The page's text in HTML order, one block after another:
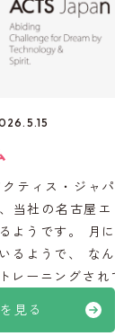
見る
ティス・ジャ
当社の名古屋エ
ようです。 月
るようで、 な
レーニングさ